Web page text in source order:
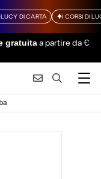
LUCY DI CARTA I CORSI DI
gratuitaa partire da €